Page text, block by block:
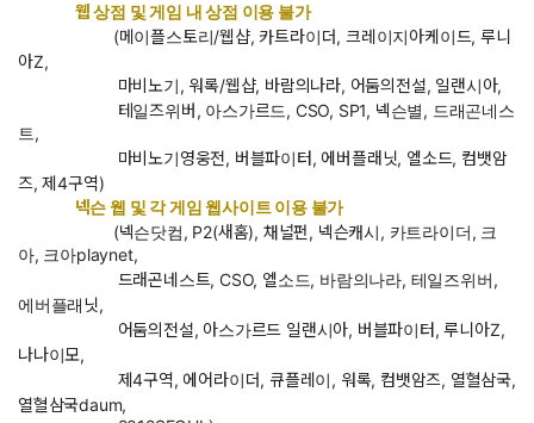
웹 상점 및 게임 내 상점 이용 불가
(메이플스토리/웹샵, 카트라이더, 크레이지아케이드, 루니
아Z,
마비노기, 워록/웹샵, 바람의나라, 어둠의전설, 일랜시아,
테일즈위버, 아스가르드, CSO, SP1, 넥슨별, 드래곤네스
트,
마비노기영웅전, 버블파이터, 에버플래닛, 엘소드, 컴뱃암
즈, 제4구역)
넥슨 웹 및 각 게임 웹사이트 이용 불가
(넥슨닷컴, P2(새홈), 채널펀, 넥슨캐시, 카트라이더, 크
아, 크아playnet,
드래곤네스트, CSO, 엘소드, 바람의나라, 테일즈위버,
에버플래닛,
어둠의전설, 아스가르드 일랜시아, 버블파이터, 루니아Z,
나나이모,
제4구역, 에어라이더, 큐플레이, 워록, 컴뱃암즈, 열혈삼국,
열혈삼국daum,